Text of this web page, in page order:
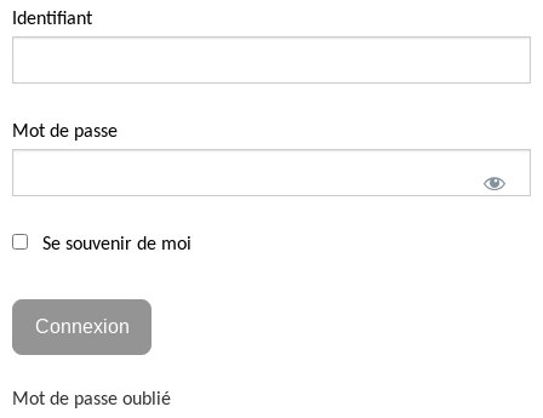
Identifiant
Mot de passe
Se souvenir de moi
Mot de passe oublié